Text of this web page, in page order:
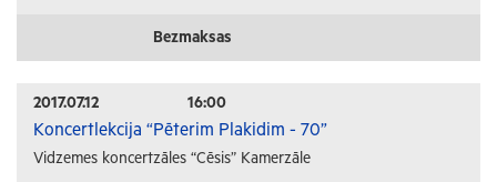
Bezmaksas
2017.07.12 16:00
Koncertlekcija “Pēterim Plakidim - 70”
Vidzemes koncertzāles “Cēsis” Kamerzāle